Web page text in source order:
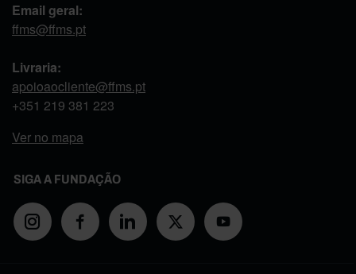
Email geral:
ffms@ffms.pt
Livraria:
apoioaocliente@ffms.pt
+351 219 381 223
Ver no mapa
SIGA A FUNDAÇÃO